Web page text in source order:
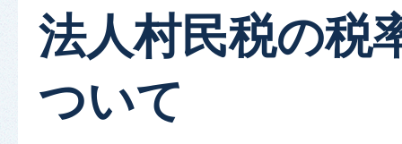
法人村民税の税
ついて